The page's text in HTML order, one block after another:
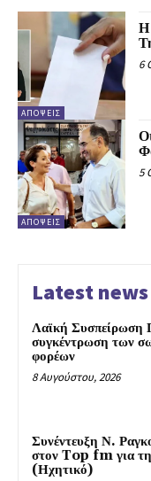
ΑΠΌΨΕΙΣ
Η
6
ΑΠΌΨΕΙΣ
5
Latest news
Λαϊκή Συσπείρωση
συγκέντρωση των
φορέων
8 Αυγούστου, 2026
Συνέντευξη Ν.
στον Top fm για
(Ηχητικό)